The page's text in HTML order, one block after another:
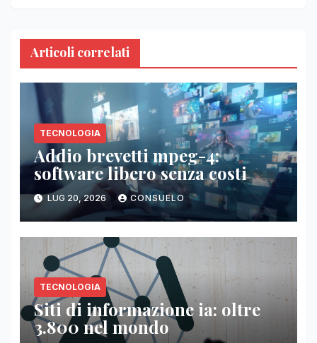
Articoli correlati
TECNOLOGIA
Addio brevetti mpeg-4:
software libero senza costi
LUG 20, 2026 CONSUELO
TECNOLOGIA
Siti di informazione ia: oltre
3.800 nel mondo